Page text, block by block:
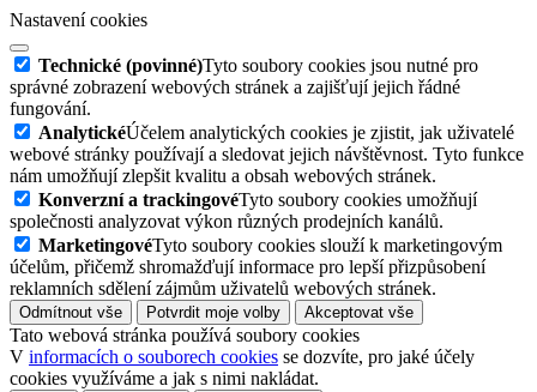
Nastavení cookies
Technické (povinné)Tyto soubory cookies jsou nutné pro
správné zobrazení webových stránek a zajišťují jejich řádné
fungování.
AnalytickéÚčelem analytických cookies je zjistit, jak uživatelé
webové stránky používají a sledovat jejich návštěvnost. Tyto funkce
nám umožňují zlepšit kvalitu a obsah webových stránek.
Konverzní a trackingovéTyto soubory cookies umožňují
společnosti analyzovat výkon různých prodejních kanálů.
MarketingovéTyto soubory cookies slouží k marketingovým
účelům, přičemž shromažďují informace pro lepší přizpůsobení
reklamních sdělení zájmům uživatelů webových stránek.
Odmítnout vše Potvrdit moje volby Akceptovat vše
Tato webová stránka používá soubory cookies
V informacích o souborech cookies se dozvíte, pro jaké účely
cookies využíváme a jak s nimi nakládat.